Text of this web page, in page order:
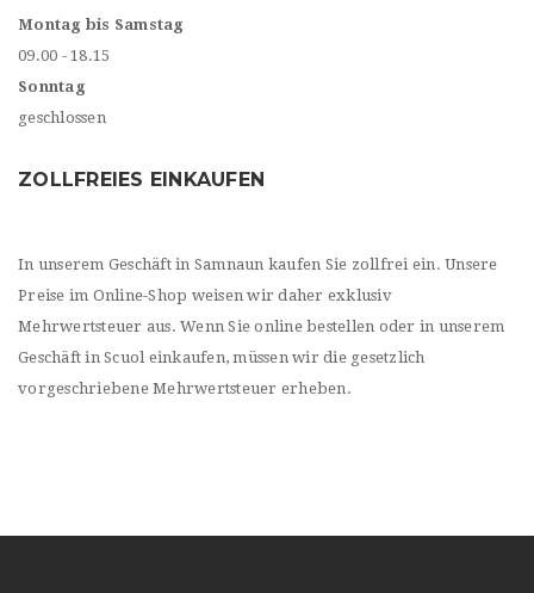
Montag bis Samstag
09.00 - 18.15
Sonntag
geschlossen
ZOLLFREIES EINKAUFEN
In unserem Geschäft in Samnaun kaufen Sie zollfrei ein. Unsere
Preise im Online-Shop weisen wir daher exklusiv
Mehrwertsteuer aus. Wenn Sie online bestellen oder in unserem
Geschäft in Scuol einkaufen, müssen wir die gesetzlich
vorgeschriebene Mehrwertsteuer erheben.